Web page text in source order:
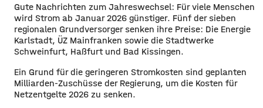
Gute Nachrichten zum Jahreswechsel: Für viele Menschen
wird Strom ab Januar 2026 günstiger. Fünf der sieben
regionalen Grundversorger senken ihre Preise: Die Energie
Karlstadt, ÜZ Mainfranken sowie die Stadtwerke
Schweinfurt, Haßfurt und Bad Kissingen.
Ein Grund für die geringeren Stromkosten sind geplanten
Milliarden-Zuschüsse der Regierung, um die Kosten für
Netzentgelte 2026 zu senken.